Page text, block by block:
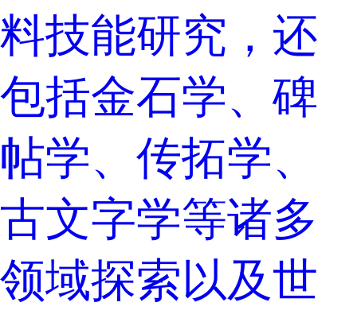
料技能研究，还
包括金石学、碑
帖学、传拓学、
古文字学等诸多
领域探索以及世